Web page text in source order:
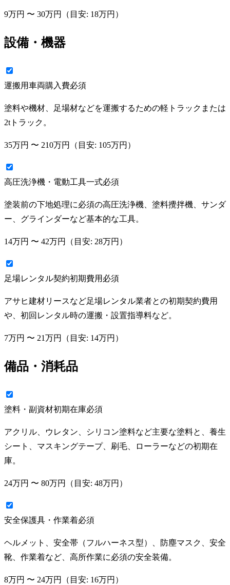
9万円 〜 30万円 （目安: 18万円 ）
設備・機器
運搬用車両購入費必須
塗料や機材、足場材などを運搬するための軽トラックまたは
2tトラック。
35万円 〜 210万円 （目安: 105万円 ）
高圧洗浄機・電動工具一式必須
塗装前の下地処理に必須の高圧洗浄機、塗料攪拌機、サンダ
ー、グラインダーなど基本的な工具。
14万円 〜 42万円 （目安: 28万円 ）
足場レンタル契約初期費用 必須
アサヒ建材リースなど足場レンタル業者との初期契約費用
や、初回レンタル時の運搬・設置指導料など。
7万円 〜 21万円 （目安: 14万円 ）
備品・消耗品
塗料・副資材初期在庫必須
アクリル、ウレタン、シリコン塗料など主要な塗料と、養生
シート、マスキングテープ、刷毛、ローラーなどの初期在
庫。
24万円 〜 80万円 （目安: 48万円 ）
安全保護具・作業着必須
ヘルメット、安全帯（フルハーネス型）、防塵マスク、安全
靴、作業着など、高所作業に必須の安全装備。
8万円 〜 24万円 （目安: 16万円 ）